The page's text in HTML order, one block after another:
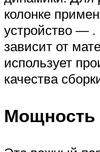
колонке
устройство — .
зависит от
использует
качества
Мощность